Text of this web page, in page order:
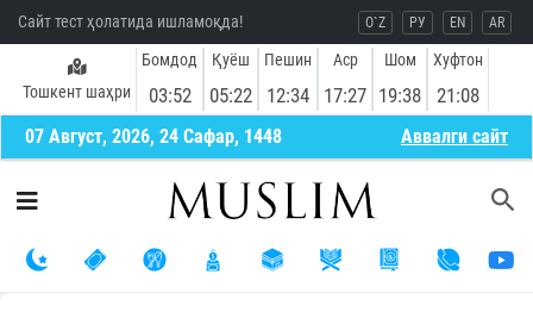
Сайт тест ҳолатида ишламоқда! O`Z РУ EN AR
Тошкент шаҳри
Бомдод
03:52
Қуёш
05:22
Пешин
12:34
Аср
17:27
Шом
19:38
Хуфтон
21:08
07 Август, 2026, 24 Сафар, 1448 Aввалги сайт